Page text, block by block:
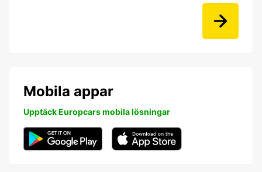
Mobila appar
Upptäck Europcars mobila lösningar